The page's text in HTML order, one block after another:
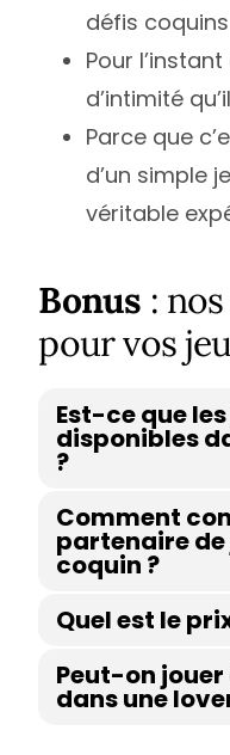
défis coquins
Pour
d’intimité
Parce que
d’un simple
véritable
Bonus :
pour vos
Est-ce que
disponibles
?
Comment
partenaire de
coquin ?
Quel est le
Peut-on jouer
dans une